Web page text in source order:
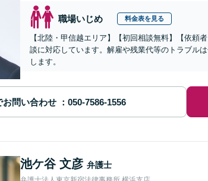
職場いじめ 料金表を見る
【北陸・甲信越エリア】【初回相談無料】【依頼
談に対応しています。解雇や残業代等のトラブル
します。
お問い合わせ
池ケ谷 文彦 弁護士